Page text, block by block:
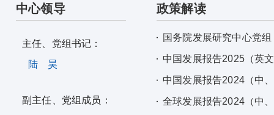
中心领导
主任、党组书记：
陆 昊
副主任、党组成员：
政策解读
国务院发展研究中心党
中国发展报告2025（英
中国发展报告2024（中
全球发展报告2024（中